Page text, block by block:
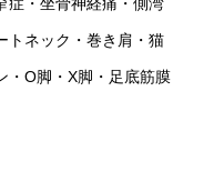
トネック・巻き肩・猫
・ O脚・ X脚・足底筋膜